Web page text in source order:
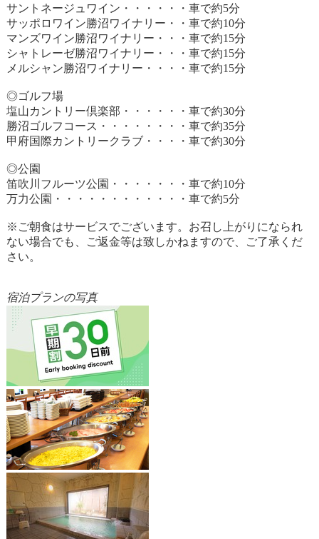
サントネージュワイン・・・・・・車で約5分
サッポロワイン勝沼ワイナリー・・車で約10分
マンズワイン勝沼ワイナリー・・・車で約15分
シャトレーゼ勝沼ワイナリー・・・車で約15分
メルシャン勝沼ワイナリー・・・・車で約15分
◎ゴルフ場
塩山カントリー倶楽部・・・・・・車で約30分
勝沼ゴルフコース・・・・・・・・車で約35分
甲府国際カントリークラブ・・・・車で約30分
◎公園
笛吹川フルーツ公園・・・・・・・車で約10分
万力公園・・・・・・・・・・・・車で約5分
※ご朝食はサービスでございます。お召し上がりになられ
ない場合でも、ご返金等は致しかねますので、ご了承くだ
さい。
宿泊プランの写真